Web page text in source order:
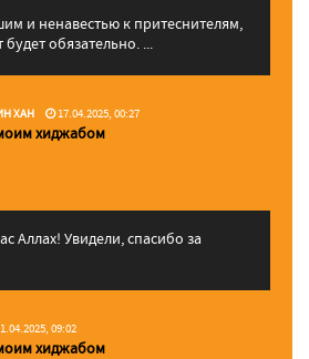
и ненавестью к притеснителям,
обязательно. ...
ХАН 17.04.2025, 00:27
хиджабом
Аллаx! Увидели, спасибо за
09:02
хиджабом